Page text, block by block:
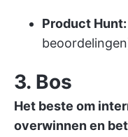
Product Hunt:
3. Bos
Het beste om
overwinnen en